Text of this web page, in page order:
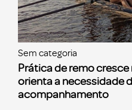
Sem categoria
Prática de remo
orienta a necessidade
acompanhamento